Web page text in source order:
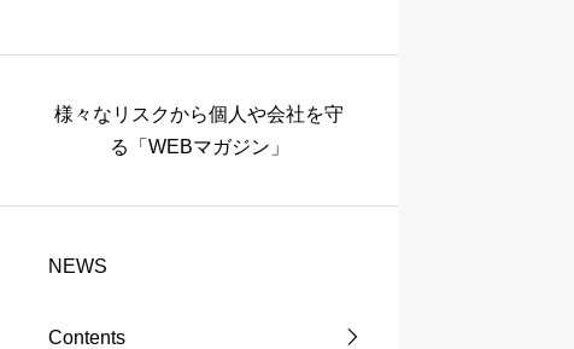
様々なリスクから個人や会社を守
る「WEBマガジン」
NEWS
Contents